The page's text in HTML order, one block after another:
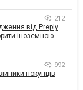
212
від Preply
іноземною
992
покупців